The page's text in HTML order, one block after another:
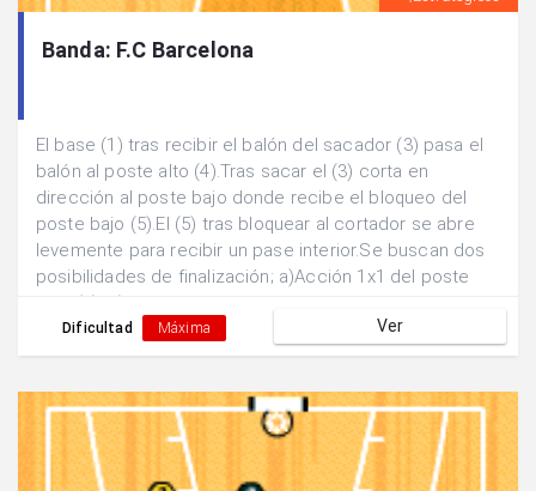
Banda: F.C Barcelona
El base (1) tras recibir el balón del sacador (3) pasa el
balón al poste alto (4).Tras sacar el (3) corta en
dirección al poste bajo donde recibe el bloqueo del
poste bajo (5).El (5) tras bloquear al cortador se abre
levemente para recibir un pase interior.Se buscan dos
posibilidades de finalización; a)Acción 1x1 del poste
base (1) escapando de la marca.
Dificultad Máxima Ver